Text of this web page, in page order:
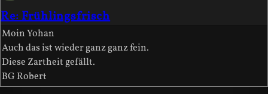
Re: Frühlingsfrisch
Moin Yohan
Auch das ist wieder ganz ganz fein.
Diese Zartheit gefällt.
BG Robert